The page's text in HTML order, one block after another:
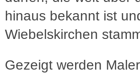
hinaus bekannt ist
Wiebelskirchen
Gezeigt werden